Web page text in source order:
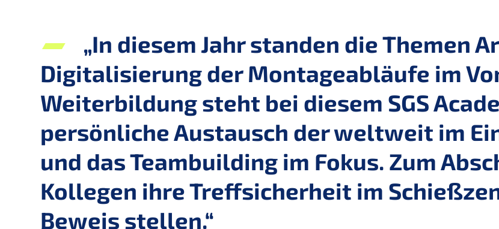
„In diesem Jahr standen die Themen
Digitalisierung der Montageabläufe im
Weiterbildung steht bei diesem SGS
persönliche Austausch der weltweit im
und das Teambuilding im Fokus. Zum
Kollegen ihre Treffsicherheit im
Beweis stellen.“